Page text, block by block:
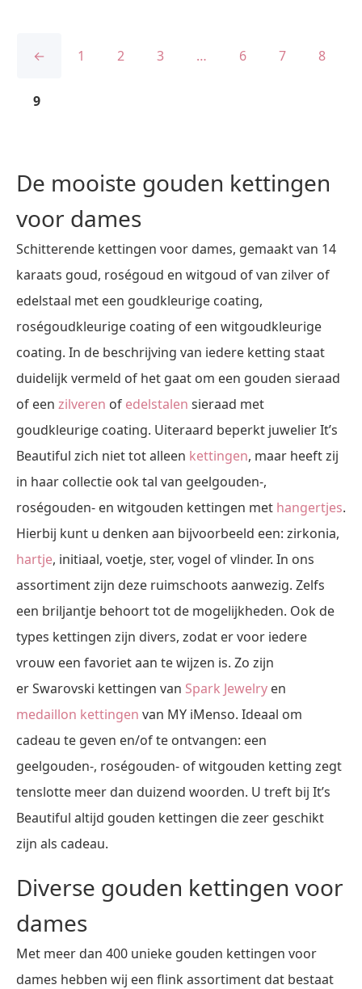
← 1 2 3 … 6 7 8
9
De mooiste gouden kettingen
voor dames
Schitterende kettingen voor dames, gemaakt van 14
karaats goud, roségoud en witgoud of van zilver of
edelstaal met een goudkleurige coating,
roségoudkleurige coating of een witgoudkleurige
coating. In de beschrijving van iedere ketting staat
duidelijk vermeld of het gaat om een gouden sieraad
of een zilveren of edelstalen sieraad met
goudkleurige coating. Uiteraard beperkt juwelier It’s
Beautiful zich niet tot alleen kettingen, maar heeft zij
in haar collectie ook tal van geelgouden-,
roségouden- en witgouden kettingen met hangertjes.
Hierbij kunt u denken aan bijvoorbeeld een: zirkonia,
hartje, initiaal, voetje, ster, vogel of vlinder. In ons
assortiment zijn deze ruimschoots aanwezig. Zelfs
een briljantje behoort tot de mogelijkheden. Ook de
types kettingen zijn divers, zodat er voor iedere
vrouw een favoriet aan te wijzen is. Zo zijn
er Swarovski kettingen van Spark Jewelry en
medaillon kettingen van MY iMenso. Ideaal om
cadeau te geven en/of te ontvangen: een
geelgouden-, roségouden- of witgouden ketting zegt
tenslotte meer dan duizend woorden. U treft bij It’s
Beautiful altijd gouden kettingen die zeer geschikt
zijn als cadeau.
Diverse gouden kettingen voor
dames
Met meer dan 400 unieke gouden kettingen voor
dames hebben wij een flink assortiment dat bestaat